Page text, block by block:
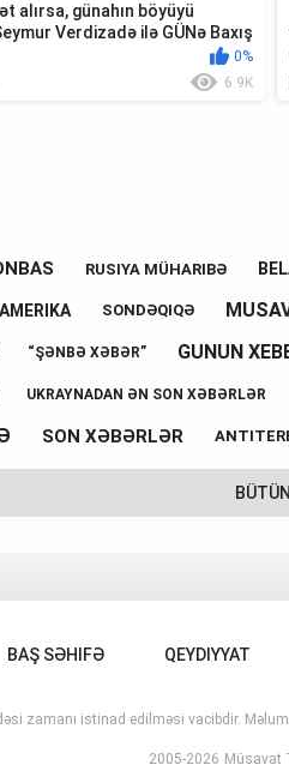
alırsa, günahın böyüyü
Verdizadə ilə GÜNə Baxış
0%
6.9K
RUSIYA MÜHARIBƏ
AMERIKA SONDƏQIQƏ
“ŞƏNBƏ XƏBƏR” GUNUN
UKRAYNADAN ƏN SON XƏBƏRLƏR
SON XƏBƏRLƏR
BAŞ SƏHIFƏ QEYDIYYAT
2005-2026 Müsavat
zamanı istinad edilməsi vacibdir.